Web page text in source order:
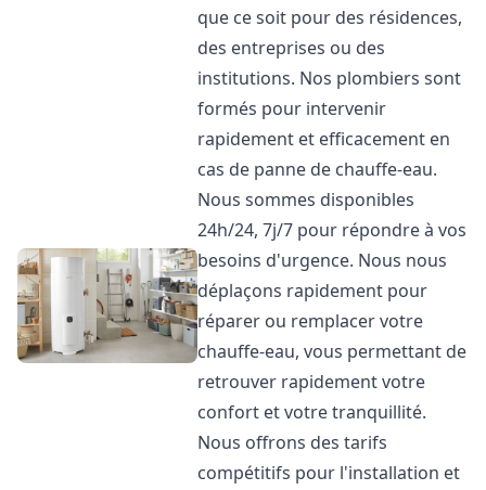
que ce soit pour des résidences,
des entreprises ou des
institutions. Nos plombiers sont
formés pour intervenir
rapidement et efficacement en
cas de panne de chauffe-eau.
Nous sommes disponibles
24h/24, 7j/7 pour répondre à vos
besoins d'urgence. Nous nous
déplaçons rapidement pour
réparer ou remplacer votre
chauffe-eau, vous permettant de
retrouver rapidement votre
confort et votre tranquillité.
Nous offrons des tarifs
compétitifs pour l'installation et